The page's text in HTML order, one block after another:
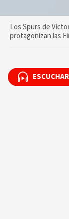
Los Spurs de
protagonizan las
ESCUCHAR
ESCUCHAR